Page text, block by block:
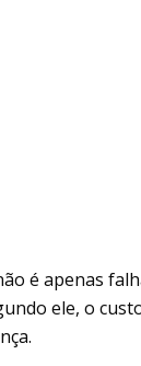
é apenas
ele, o